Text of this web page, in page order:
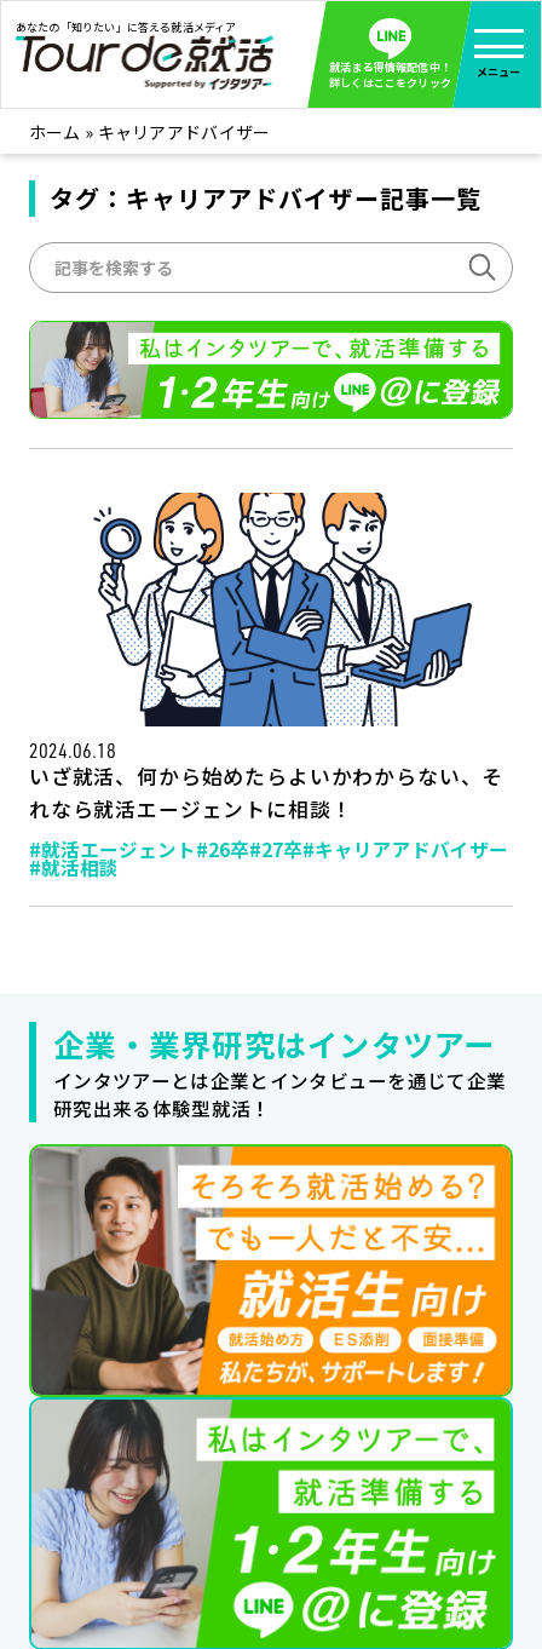
あなたの「知りたい」に答える就活メディア
就活まる得情報配信中！
詳しくはここをクリック
メニュー
就活ノウハウ 全て見る
企業まる見え！特捜部 全て見る
みんなが知らない企業の裏側を徹底調査！
インタツアー活動レポ 全て見る
インタツアーを使ってどうだった？OBOG成功談
社会人インタビュー 全て見る
社会人になった今、就活を振り返ってみた
学生就活ブログ 全て見る
企業・業界研究はインタツアー
記事一覧
運営会社
公式SNSはこちら
ホーム » キャリアアドバイザー
タグ：キャリアアドバイザー記事一覧
2024.06.18
いざ就活、何から始めたらよいかわからない、そ
れなら就活エージェントに相談！
#就活エージェント#26卒#27卒#キャリアアドバイザー
#就活相談
企業・業界研究はインタツアー
インタツアーとは企業とインタビューを通じて企業
研究出来る体験型就活！